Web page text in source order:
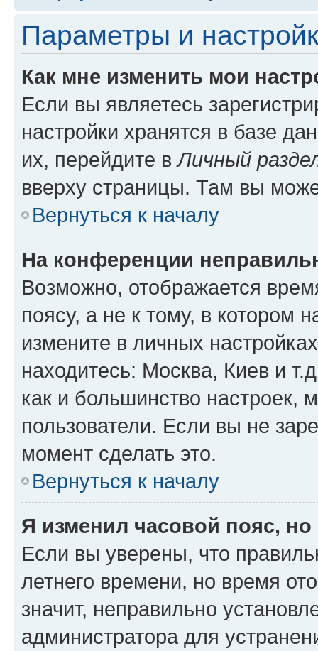
Параметры и
Как мне изменить мои
Если вы являетесь
настройки хранятся в базе
их, перейдите вЛичный
вверху страницы. Там вы
Вернуться к началу
На конференции
Возможно, отображается
поясу, а не к тому, в котором
измените в личных
находитесь: Москва, Киев и
как и большинство настроек,
пользователи. Если вы не
момент сделать это.
Вернуться к началу
Я изменил часовой пояс,
Если вы уверены, что
летнего времени, но время
значит, неправильно
администратора для